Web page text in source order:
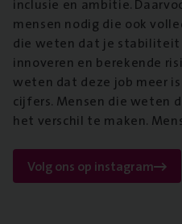
mensen nodig die ook
die weten dat je
innoveren en berekende
weten dat deze job meer
cijfers. Mensen die weten
het verschil te maken.
Volg ons op instagram